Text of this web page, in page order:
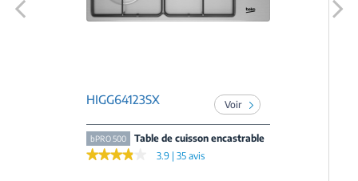
HIGG64123SX Voir
bPRO 500
Table de cuisson encastrable
★★★★★
★★★★★ 3.9 | 35 avis